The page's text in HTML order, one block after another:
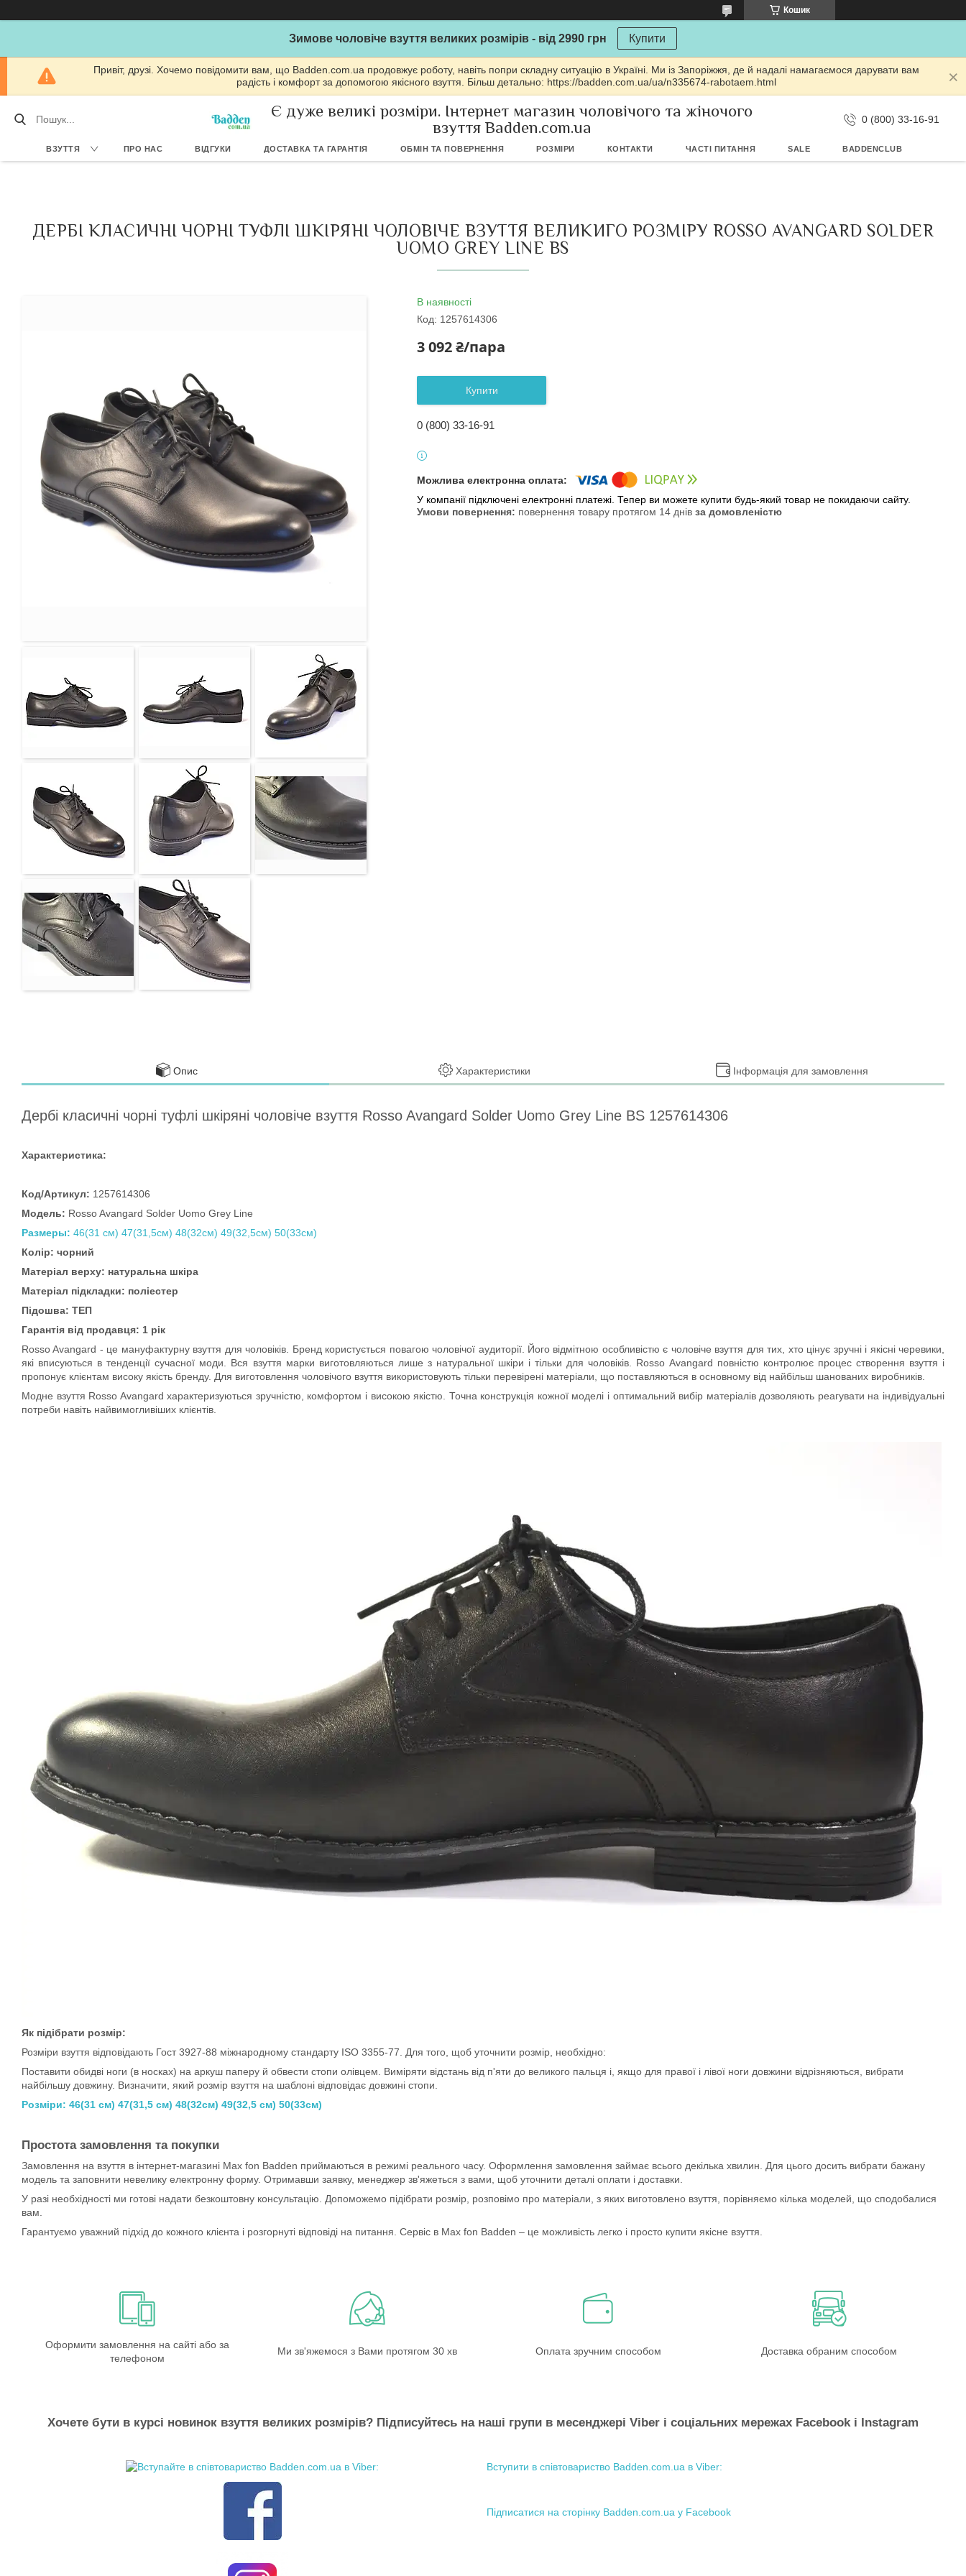
Кошик
Зимове чоловіче взуття великих розмірів - від 2990 грн Купити
Привіт, друзі. Хочемо повідомити вам, що Badden.com.ua продовжує роботу, навіть попри складну ситуацію в Україні. Ми із Запоріжжя, де й надалі намагаємося дарувати вам
радість і комфорт за допомогою якісного взуття. Більш детально: https://badden.com.ua/ua/n335674-rabotaem.html
Є дуже великі розміри. Інтернет магазин чоловічого та жіночого
взуття Badden.com.ua
0 (800) 33-16-91
ВЗУТТЯ ПРО НАС ВІДГУКИ ДОСТАВКА ТА ГАРАНТІЯ ОБМІН ТА ПОВЕРНЕННЯ РОЗМІРИ КОНТАКТИ ЧАСТІ ПИТАННЯ SALE BADDENCLUB
ДЕРБІ КЛАСИЧНІ ЧОРНІ ТУФЛІ ШКІРЯНІ ЧОЛОВІЧЕ ВЗУТТЯ ВЕЛИКИГО РОЗМІРУ ROSSO AVANGARD SOLDER
UOMO GREY LINE BS
В наявності
Код: 1257614306
3 092 ₴/пара
Купити
0 (800) 33-16-91
У компанії підключені електронні платежі. Тепер ви можете купити будь-який товар не покидаючи сайту.
повернення товару протягом 14 днів за домовленістю
Опис Характеристики Інформація для замовлення
Дербі класичні чорні туфлі шкіряні чоловіче взуття Rosso Avangard Solder Uomo Grey Line BS 1257614306
Характеристика:
Код/Артикул: 1257614306
Модель: Rosso Avangard Solder Uomo Grey Line
Размеры: 46(31 см) 47(31,5см) 48(32см) 49(32,5см) 50(33см)
Колір: чорний
Матеріал верху: натуральна шкіра
Матеріал підкладки: поліестер
Підошва: ТЕП
Гарантія від продавця: 1 рік
Rosso Avangard - це мануфактурну взуття для чоловіків. Бренд користується повагою чоловічої аудиторії. Його відмітною особливістю є чоловіче взуття для тих, хто цінує зручні і якісні черевики,
які вписуються в тенденції сучасної моди. Вся взуття марки виготовляються лише з натуральної шкіри і тільки для чоловіків. Rosso Avangard повністю контролює процес створення взуття і
пропонує клієнтам високу якість бренду. Для виготовлення чоловічого взуття використовують тільки перевірені матеріали, що поставляються в основному від найбільш шанованих виробників.
Модне взуття Rosso Avangard характеризуються зручністю, комфортом і високою якістю. Точна конструкція кожної моделі і оптимальний вибір матеріалів дозволяють реагувати на індивідуальні
потреби навіть найвимогливіших клієнтів.
Як підібрати розмір:
Розміри взуття відповідають Гост 3927-88 міжнародному стандарту ISO 3355-77. Для того, щоб уточнити розмір, необхідно:
Поставити обидві ноги (в носках) на аркуш паперу й обвести стопи олівцем. Виміряти відстань від п'яти до великого пальця і, якщо для правої і лівої ноги довжини відрізняються, вибрати
найбільшу довжину. Визначити, який розмір взуття на шаблоні відповідає довжині стопи.
Розміри: 46(31 см) 47(31,5 см) 48(32см) 49(32,5 см) 50(33см)
Простота замовлення та покупки
Замовлення на взуття в інтернет-магазині Max fon Badden приймаються в режимі реального часу. Оформлення замовлення займає всього декілька хвилин. Для цього досить вибрати бажану
модель та заповнити невелику електронну форму. Отримавши заявку, менеджер зв'яжеться з вами, щоб уточнити деталі оплати і доставки.
У разі необхідності ми готові надати безкоштовну консультацію. Допоможемо підібрати розмір, розповімо про матеріали, з яких виготовлено взуття, порівняємо кілька моделей, що сподобалися
вам.
Гарантуємо уважний підхід до кожного клієнта і розгорнуті відповіді на питання. Сервіс в Max fon Badden – це можливість легко і просто купити якісне взуття.
Оформити замовлення на сайті або за
телефоном
Ми зв'яжемося з Вами протягом 30 хв Оплата зручним способом Доставка обраним способом
Хочете бути в курсі новинок взуття великих розмірів? Підписуйтесь на наші групи в месенджері Viber і соціальних мережах Facebook і Instagram
Вступити в співтовариство Badden.com.ua в Viber:
Підписатися на сторінку Badden.com.ua у Facebook